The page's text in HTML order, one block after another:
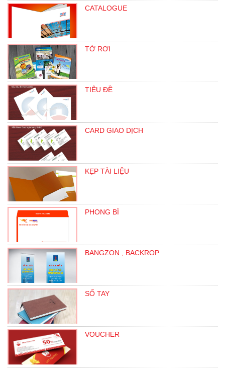
CATALOGUE
TỜ RƠI
TIÊU ĐỀ
CARD GIAO DỊCH
KẸP TÀI LIỆU
PHONG BÌ
BANGZON , BACKROP
SỔ TAY
VOUCHER